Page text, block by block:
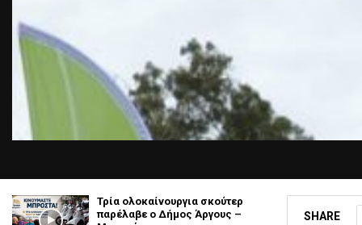
SHARE
Τρία ολοκαίνουργια σκούτερ
παρέλαβε o Δήμος Άργους –